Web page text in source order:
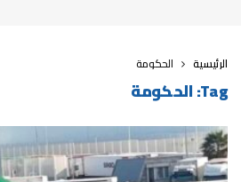
الرئيسية الحكومة
Tag: الحكومة